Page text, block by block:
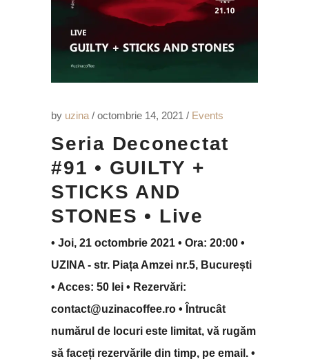
by uzina octombrie 14, 2021 Events
Seria Deconectat
#91 • GUILTY +
STICKS AND
STONES • Live
• Joi, 21 octombrie 2021 • Ora: 20:00 •
UZINA - str. Piața Amzei nr.5, București
• Acces: 50 lei • Rezervări:
contact@uzinacoffee.ro • Întrucât
numărul de locuri este limitat, vă rugăm
să faceți rezervările din timp, pe email. •